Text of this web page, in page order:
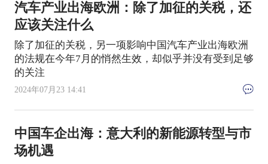
汽车产业出海欧洲：除了加征的关税，还
应该关注什么
除了加征的关税，另一项影响中国汽车产业出海欧洲
的法规在今年7月的悄然生效，却似乎并没有受到足够
的关注
2024年07月23 14:41
中国车企出海：意大利的新能源转型与市
场机遇